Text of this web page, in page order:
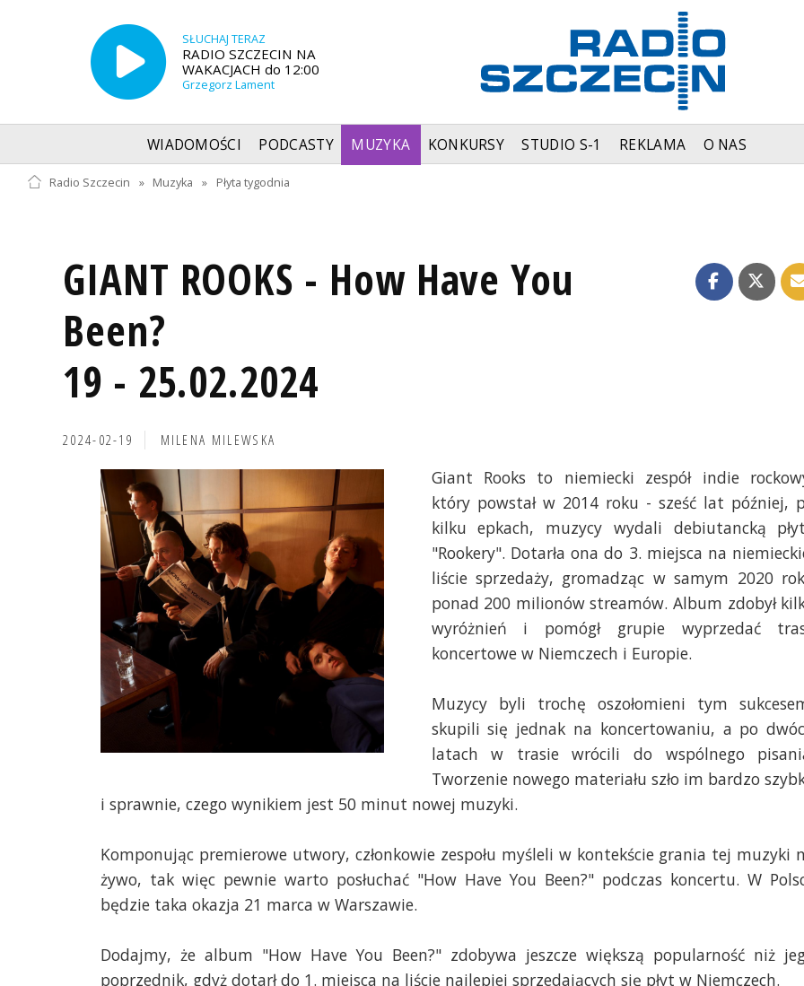
SŁUCHAJ TERAZ
RADIO SZCZECIN NA
WAKACJACH do 12:00
Grzegorz Lament
WIADOMOŚCI PODCASTY MUZYKA KONKURSY STUDIO S-1 REKLAMA O NAS
Radio Szczecin » Muzyka » Płyta tygodnia
GIANT ROOKS - How Have You
Been?
19 - 25.02.2024
2024-02-19 MILENA MILEWSKA
Giant Rooks to niemiecki zespół indie
który powstał w 2014 roku - sześć lat później,
kilku epkach, muzycy wydali debiutancką
"Rookery". Dotarła ona do 3. miejsca na
liście sprzedaży, gromadząc w samym 2020
ponad 200 milionów streamów. Album zdobył
wyróżnień i pomógł grupie wyprzedać
koncertowe w Niemczech i Europie.
Muzycy byli trochę oszołomieni tym
skupili się jednak na koncertowaniu, a po
latach w trasie wrócili do wspólnego
Tworzenie nowego materiału szło im bardzo
i sprawnie, czego wynikiem jest 50 minut nowej muzyki.
Komponując premierowe utwory, członkowie zespołu myśleli w kontekście grania tej muzyki
żywo, tak więc pewnie warto posłuchać "How Have You Been?" podczas koncertu. W
będzie taka okazja 21 marca w Warszawie.
Dodajmy, że album "How Have You Been?" zdobywa jeszcze większą popularność niż
poprzednik, gdyż dotarł do 1. miejsca na liście najlepiej sprzedających się płyt w Niemczech.